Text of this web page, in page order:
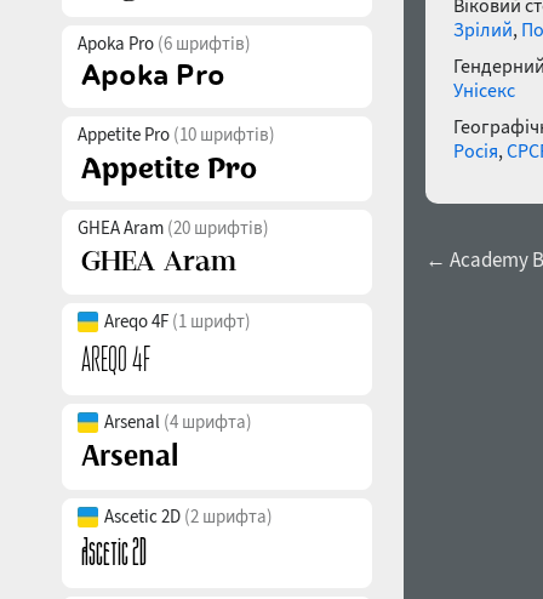
Apoka Pro (6 шрифтів)
Appetite Pro (10 шрифтів)
GHEA Aram (20 шрифтів)
Areqo 4F (1 шрифт)
Arsenal (4 шрифта)
Ascetic 2D (2 шрифта)
Зрілий,
Унісекс
Росія,
← Academy